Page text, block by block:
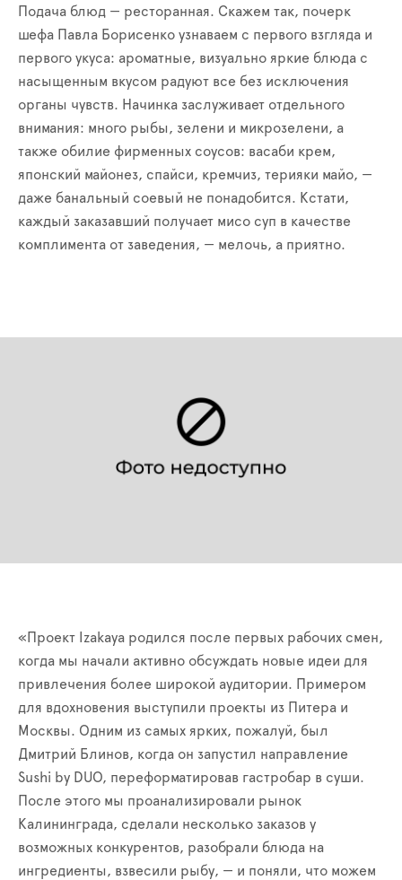
Подача блюд — ресторанная. Скажем так, почерк
шефа Павла Борисенко узнаваем с первого взгляда и
первого укуса: ароматные, визуально яркие блюда с
насыщенным вкусом радуют все без исключения
органы чувств. Начинка заслуживает отдельного
внимания: много рыбы, зелени и микрозелени, а
также обилие фирменных соусов: васаби крем,
японский майонез, спайси, кремчиз, терияки майо, —
даже банальный соевый не понадобится. Кстати,
каждый заказавший получает мисо суп в качестве
комплимента от заведения, — мелочь, а приятно.
«Проект Izakaya родился после первых рабочих смен,
когда мы начали активно обсуждать новые идеи для
привлечения более широкой аудитории. Примером
для вдохновения выступили проекты из Питера и
Москвы. Одним из самых ярких, пожалуй, был
Дмитрий Блинов, когда он запустил направление
Sushi by DUO, переформатировав гастробар в суши.
После этого мы проанализировали рынок
Калининграда, сделали несколько заказов у
возможных конкурентов, разобрали блюда на
ингредиенты, взвесили рыбу, — и поняли, что можем